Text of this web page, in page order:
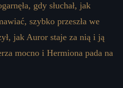
gdy słuchał, jak
szybko przeszła we
jak Auror staje za nią i ją
mocno i Hermiona pada na